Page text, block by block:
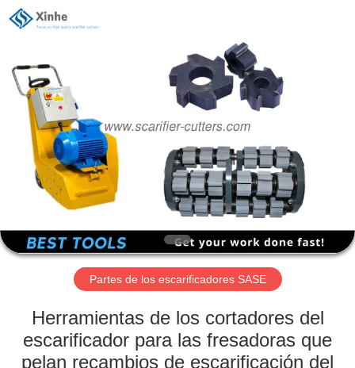
EN
CASA
PRODUCTOS
VÍDEOS
SOBRE
NOSOTROS
RECORRIDO
Xinhe
Industry
Reserved.
Partes de los escarificadores SASE
Herramientas de los cortadores del
escarificador para las fresadoras que
pelan recambios de escarificación del